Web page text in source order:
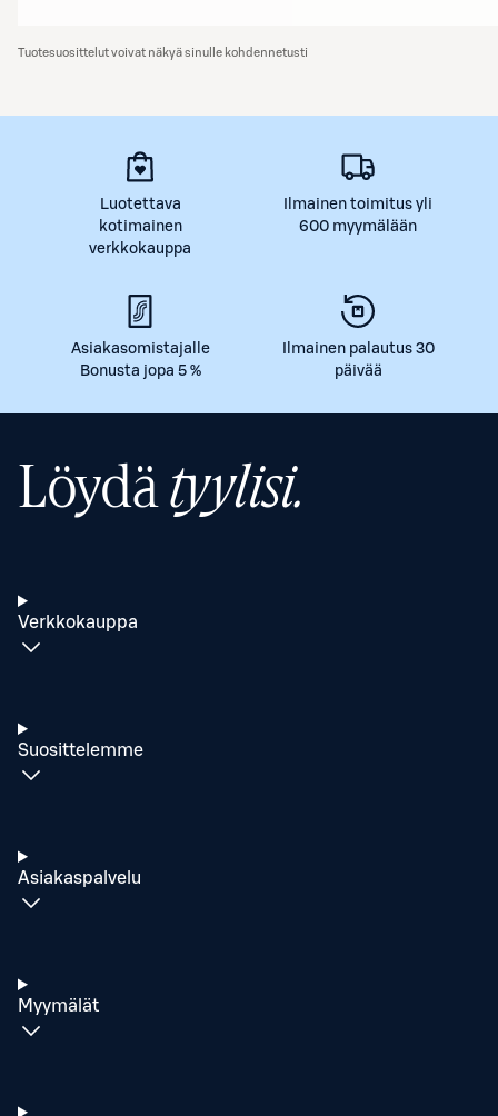
Tuotesuosittelut voivat näkyä sinulle kohdennetusti
Luotettava
kotimainen
verkkokauppa
Ilmainen toimitus yli
600 myymälään
Asiakasomistajalle
Bonusta jopa 5 %
Ilmainen palautus 30
päivää
Löydätyylisi.
Verkkokauppa
Suosittelemme
Asiakaspalvelu
Myymälät